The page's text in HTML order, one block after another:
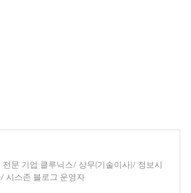
전문 기업 클루닉스/ 상무(기술이사)/ 정보시
시스존 블로그 운영자